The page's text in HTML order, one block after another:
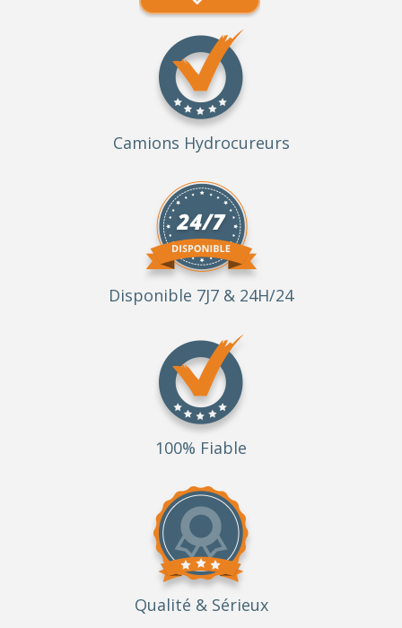
Camions Hydrocureurs
Disponible 7J7 & 24H/24
100% Fiable
Qualité & Sérieux